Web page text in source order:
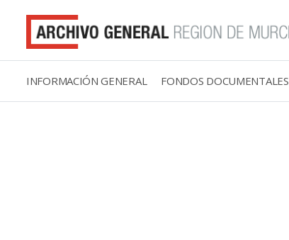
INFORMACIÓN GENERAL FONDOS DOCUMENTALES